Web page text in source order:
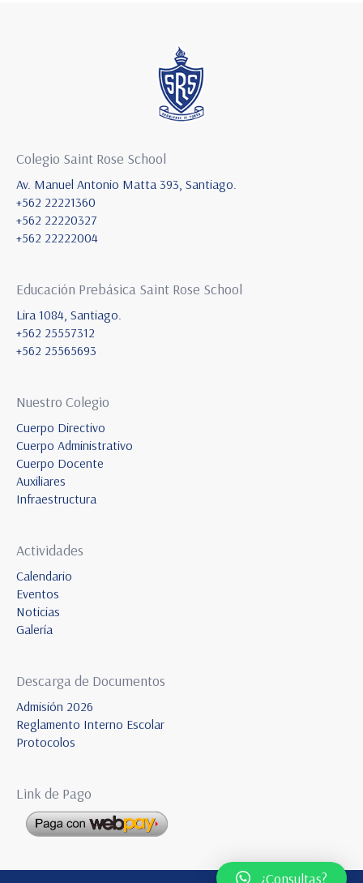
Colegio Saint Rose School
Av. Manuel Antonio Matta 393, Santiago.
+562 22221360
+562 22220327
+562 22222004
Educación Prebásica Saint Rose School
Lira 1084, Santiago.
+562 25557312
+562 25565693
Nuestro Colegio
Cuerpo Directivo
Cuerpo Administrativo
Cuerpo Docente
Auxiliares
Infraestructura
Actividades
Calendario
Eventos
Noticias
Galería
Descarga de Documentos
Admisión 2026
Reglamento Interno Escolar
Protocolos
Link de Pago
¿Consultas?